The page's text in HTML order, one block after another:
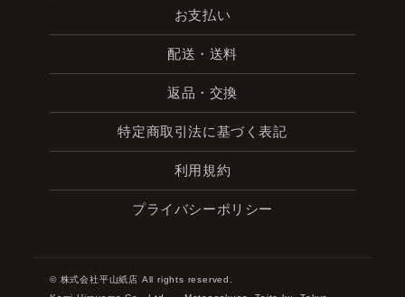
お支払い
配送・送料
返品・交換
特定商取引法に基づく表記
利用規約
プライバシーポリシー
© 株式会社平山紙店 All rights reserved.